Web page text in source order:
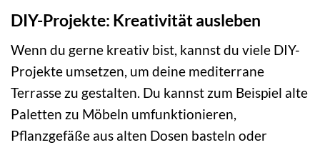
DIY-Projekte: Kreativität ausleben
Wenn du gerne kreativ bist, kannst du viele DIY-
Projekte umsetzen, um deine mediterrane
Terrasse zu gestalten. Du kannst zum Beispiel alte
Paletten zu Möbeln umfunktionieren,
Pflanzgefäße aus alten Dosen basteln oder